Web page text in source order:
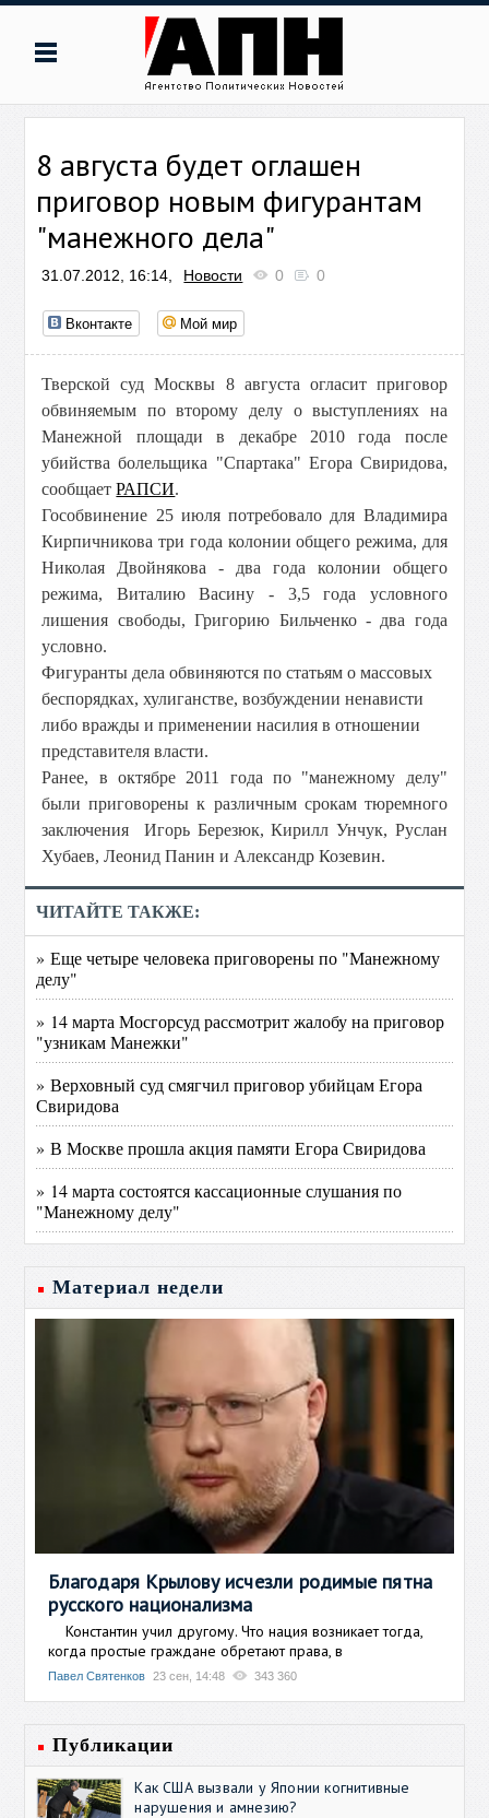
8 августа будет оглашен
приговор новым фигурантам
"манежного дела"
31.07.2012, 16:14, Новости 0 0
Вконтакте Мой мир
Тверской суд Москвы 8 августа огласит приговор
обвиняемым по второму делу о выступлениях на
Манежной площади в декабре 2010 года после
убийства болельщика "Спартака" Егора Свиридова,
сообщаетРАПСИ.
Гособвинение 25 июля потребовало для Владимира
Кирпичникова три года колонии общего режима, для
Николая Двойнякова - два года колонии общего
режима, Виталию Васину - 3,5 года условного
лишения свободы, Григорию Бильченко - два года
условно.
Фигуранты дела обвиняются по статьям о массовых
беспорядках, хулиганстве, возбуждении ненависти
либо вражды и применении насилия в отношении
представителя власти.
Ранее, в октябре 2011 года по "манежному делу"
были приговорены к различным срокам тюремного
заключения Игорь Березюк, Кирилл Унчук, Руслан
Хубаев, Леонид Панин и Александр Козевин.
ЧИТАЙТЕ ТАКЖЕ:
» Еще четыре человека приговорены по "Манежному
делу"
» 14 марта Мосгорсуд рассмотрит жалобу на приговор
"узникам Манежки"
» Верховный суд смягчил приговор убийцам Егора
Свиридова
» В Москве прошла акция памяти Егора Свиридова
» 14 марта состоятся кассационные слушания по
"Манежному делу"
Материал недели
Благодаря Крылову исчезли родимые пятна
русского национализма
Константин учил другому. Что нация возникает тогда,
когда простые граждане обретают права, в
Павел Святенков 23 сен, 14:48 343 360
Публикации
Как США вызвали у Японии когнитивные
нарушения и амнезию?